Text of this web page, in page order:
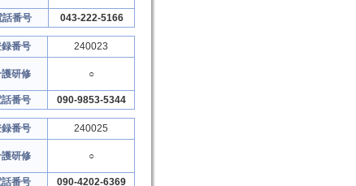
話番号 043-222-5166
番号
240023
研修 ○
話番号 090-9853-5344
番号
240025
研修 ○
話番号 090-4202-6369